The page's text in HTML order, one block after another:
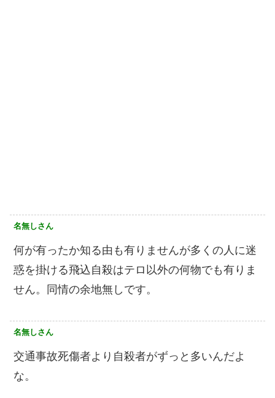
名無しさん
何が有ったか知る由も有りませんが多くの人に迷
惑を掛ける飛込自殺はテロ以外の何物でも有りま
せん。同情の余地無しです。
名無しさん
交通事故死傷者より自殺者がずっと多いんだよ
な。